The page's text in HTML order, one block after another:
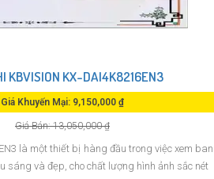
KBVISION KX-DAI4K8216EN3
Giá Khuyến Mại: 9,150,000 ₫
Giá Bán: 13,050,000 ₫
là một thiết bị hàng đầu trong việc xem
sáng và đẹp, cho chất lượng hình ảnh sắc nét